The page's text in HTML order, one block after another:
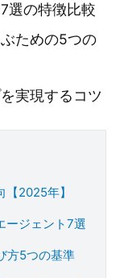
選の特徴比較
ための5つの
実現するコツ
2025年】
ージェント7選
方5つの基準